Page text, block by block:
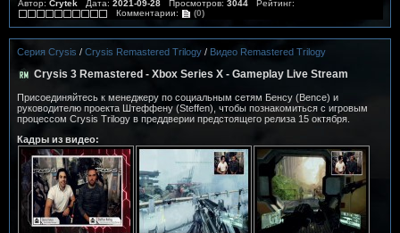
Автор: Crytek Дата: 2021-09-28 Просмотров: 3044 Рейтинг:
Комментарии:
(0)
Серия Crysis / Crysis Remastered Trilogy / Видео Remastered Trilogy
Crysis 3 Remastered - Xbox Series X - Gameplay Live Stream
Присоединяйтесь к менеджеру по социальным сетям Бенсу (Bence) и
руководителю проекта Штеффену (Steffen), чтобы познакомиться с игровым
процессом Crysis Trilogy в преддверии предстоящего релиза 15 октября.
Кадры из видео: